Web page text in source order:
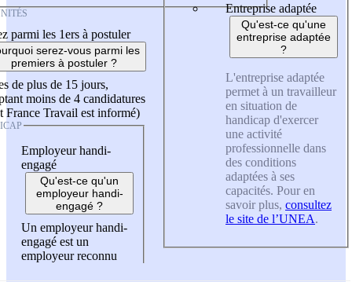
parmi les 1ers à postuler
serez-vous parmi les
premiers à postuler ?
de plus de 15 jours,
moins de 4 candidatures
France Travail est informé)
Employeur handi-
engagé
Qu'est-ce qu'un
employeur handi-
engagé ?
Un employeur handi-
engagé est un
employeur reconnu
Entreprise adaptée
Qu'est-ce qu'une
entreprise adaptée
?
L'entreprise adaptée
permet à un travailleur
en situation de
handicap d'exercer
une activité
professionnelle dans
des conditions
adaptées à ses
capacités. Pour en
savoir plus, consultez
le site de l’UNEA.